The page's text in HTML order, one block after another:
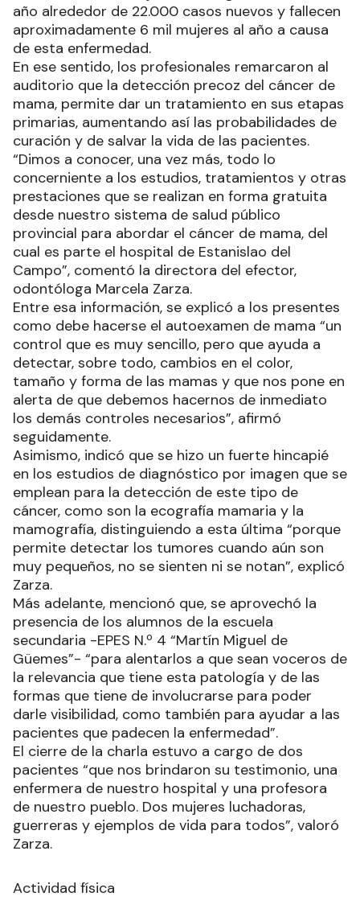
año alrededor de 22.000 casos nuevos y fallecen
aproximadamente 6 mil mujeres al año a causa
de esta enfermedad.
En ese sentido, los profesionales remarcaron al
auditorio que la detección precoz del cáncer de
mama, permite dar un tratamiento en sus etapas
primarias, aumentando así las probabilidades de
curación y de salvar la vida de las pacientes.
“Dimos a conocer, una vez más, todo lo
concerniente a los estudios, tratamientos y otras
prestaciones que se realizan en forma gratuita
desde nuestro sistema de salud público
provincial para abordar el cáncer de mama, del
cual es parte el hospital de Estanislao del
Campo”, comentó la directora del efector,
odontóloga Marcela Zarza.
Entre esa información, se explicó a los presentes
como debe hacerse el autoexamen de mama “un
control que es muy sencillo, pero que ayuda a
detectar, sobre todo, cambios en el color,
tamaño y forma de las mamas y que nos pone en
alerta de que debemos hacernos de inmediato
los demás controles necesarios”, afirmó
seguidamente.
Asimismo, indicó que se hizo un fuerte hincapié
en los estudios de diagnóstico por imagen que se
emplean para la detección de este tipo de
cáncer, como son la ecografía mamaria y la
mamografía, distinguiendo a esta última “porque
permite detectar los tumores cuando aún son
muy pequeños, no se sienten ni se notan”, explicó
Zarza.
Más adelante, mencionó que, se aprovechó la
presencia de los alumnos de la escuela
secundaria -EPES N.º 4 “Martín Miguel de
Güemes”- “para alentarlos a que sean voceros de
la relevancia que tiene esta patología y de las
formas que tiene de involucrarse para poder
darle visibilidad, como también para ayudar a las
pacientes que padecen la enfermedad”.
El cierre de la charla estuvo a cargo de dos
pacientes “que nos brindaron su testimonio, una
enfermera de nuestro hospital y una profesora
de nuestro pueblo. Dos mujeres luchadoras,
guerreras y ejemplos de vida para todos”, valoró
Zarza.
Actividad física